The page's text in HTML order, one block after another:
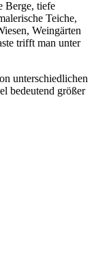
Berge, tiefe
Teiche,
Weingärten
trifft man unter
unterschiedlichen
bedeutend größer